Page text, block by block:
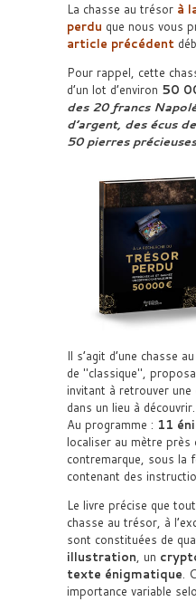
La chasse au trésor à
perdu que nous vous
article précédent
Pour rappel, cette
d’un lot d’environ 50
des 20 francs
d’argent, des écus
50 pierres
Il s’agit d’une chasse
de
classique ,
invitant à retrouver une
dans un lieu à découvrir.
Au programme : 11
localiser au mètre près
contremarque, sous la
contenant des
Le livre précise que
chasse au trésor, à
sont constituées de
illustration, un
texte énigmatique.
importance variable